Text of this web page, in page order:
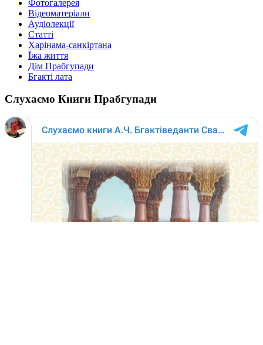
Фотогалерея
Відеоматеріали
Аудіолекції
Статті
Харінама-санкіртана
Їжа життя
Дім Прабгупади
Бгакті лата
Слухаємо Книги Прабгупади